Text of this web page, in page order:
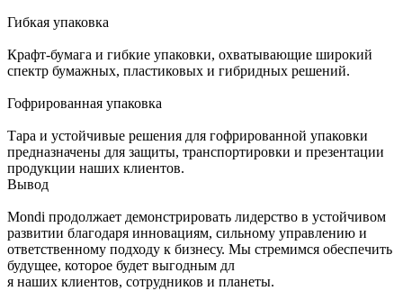
Гибкая упаковка
Крафт-бумага и гибкие упаковки, охватывающие широкий
спектр бумажных, пластиковых и гибридных решений.
Гофрированная упаковка
Тара и устойчивые решения для гофрированной упаковки
предназначены для защиты, транспортировки и презентации
продукции наших клиентов.
Вывод
Mondi продолжает демонстрировать лидерство в устойчивом
развитии благодаря инновациям, сильному управлению и
ответственному подходу к бизнесу. Мы стремимся обеспечить
будущее, которое будет выгодным дл
я наших клиентов, сотрудников и планеты.